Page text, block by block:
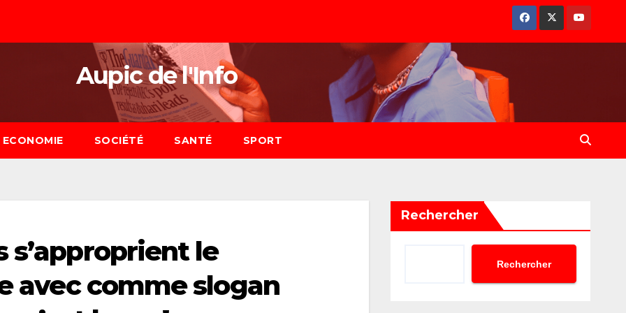
Aupic de l'Info
ECONOMIE SOCIÉTÉ SANTÉ SPORT
s’approprient le
avec comme slogan
Rechercher
Rechercher